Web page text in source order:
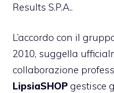
Results S.P.A..
L’accordo con il
2010, suggella
collaborazione
LipsiaSHOP gestisce